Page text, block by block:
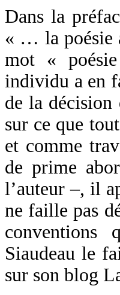
Dans la
« … la poésie
mot «
individu a en
de la décision
sur ce que
et comme
de prime
l’auteur –, il
ne faille pas
conventions
Siaudeau le
sur son blog